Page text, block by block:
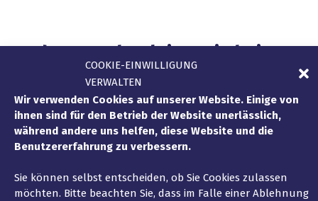
COOKIE-EINWILLIGUNG
VERWALTEN
Wir verwenden Cookies auf unserer Website. Einige von
ihnen sind für den Betrieb der Website unerlässlich,
während andere uns helfen, diese Website und die
Benutzererfahrung zu verbessern.
Sie können selbst entscheiden, ob Sie Cookies zulassen
möchten. Bitte beachten Sie, dass im Falle einer Ablehnung
Ad Fontes begleitet Sie bei
der internationalen
Entwicklung Ihres
Unternehmens
Ad Fontes berät französische, deutsche und
internationale Unternehmen aus